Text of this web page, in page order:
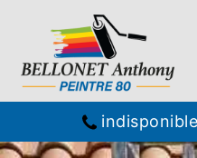
indisponible